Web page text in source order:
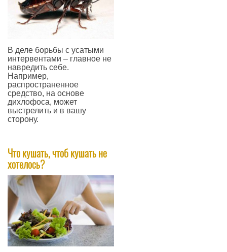
В деле борьбы с усатыми
интервентами – главное не
навредить себе.
Например,
распространенное
средство, на основе
дихлофоса, может
выстрелить и в вашу
сторону.
Что кушать, чтоб кушать не
хотелось?